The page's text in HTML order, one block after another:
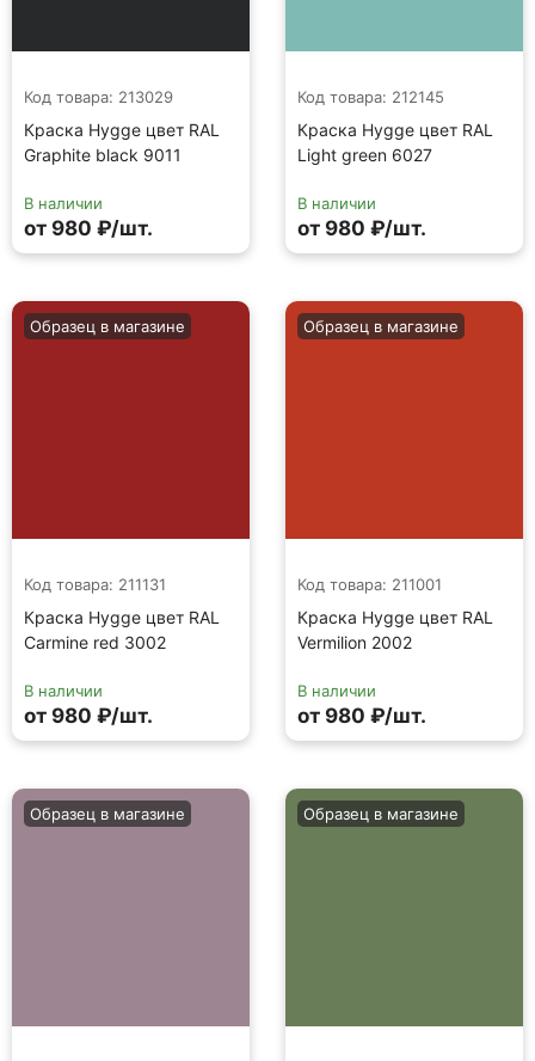
Код товара: 213029
Краска Hygge цвет RAL
Graphite black 9011
В наличии
от 980 ₽/шт.
Код товара: 212145
Краска Hygge цвет RAL
Light green 6027
В наличии
от 980 ₽/шт.
Код товара: 211131
Краска Hygge цвет RAL
Carmine red 3002
Образец в магазине
В наличии
от 980 ₽/шт.
Код товара: 211001
Краска Hygge цвет RAL
Vermilion 2002
Образец в магазине
В наличии
от 980 ₽/шт.
Образец в магазине Образец в магазине